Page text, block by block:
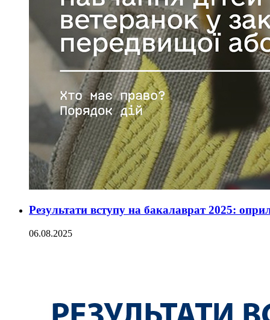
Результати вступу на бакалаврат 2025:
06.08.2025